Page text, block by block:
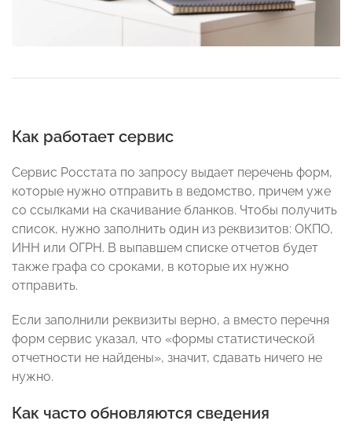
Как работает сервис
Сервис Росстата по запросу выдает перечень форм,
которые нужно отправить в ведомство, причем уже
со ссылками на скачивание бланков. Чтобы получить
список, нужно заполнить один из реквизитов: ОКПО,
ИНН или ОГРН. В выпавшем списке отчетов будет
также графа со сроками, в которые их нужно
отправить.
Если заполнили реквизиты верно, а вместо перечня
форм сервис указал, что «формы статистической
отчетности не найдены», значит, сдавать ничего не
нужно.
Как часто обновляются сведения